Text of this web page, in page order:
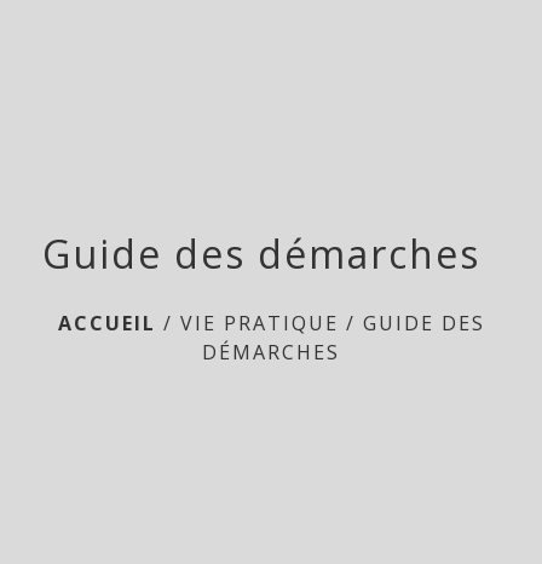
Guide des démarches
ACCUEIL / VIE PRATIQUE / GUIDE DES
DÉMARCHES